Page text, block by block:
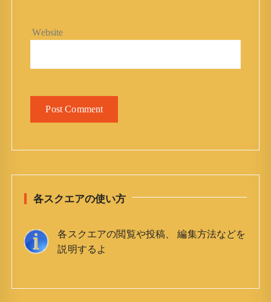
Website
各スクエアの使い方
各スクエアの閲覧や投稿、 編集方法などを
説明するよ